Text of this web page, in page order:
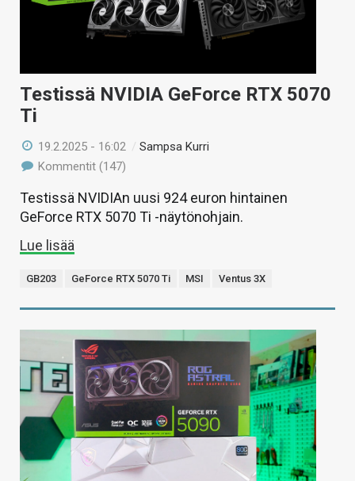
Testissä NVIDIA GeForce RTX 5070
Ti
19.2.2025 - 16:02 /Sampsa Kurri
Kommentit (147)
Testissä NVIDIAn uusi 924 euron hintainen
GeForce RTX 5070 Ti -näytönohjain.
Lue lisää
GB203 GeForce RTX 5070 Ti MSI Ventus 3X